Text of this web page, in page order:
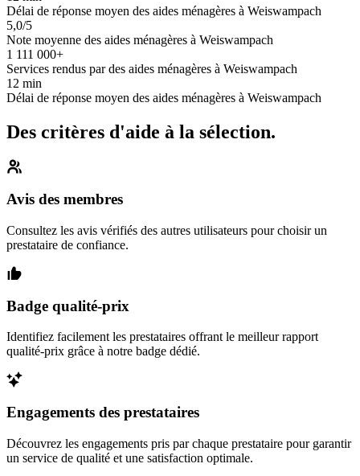
Délai de réponse moyen des aides ménagères à Weiswampach
5,0/5
Note moyenne des aides ménagères à Weiswampach
1 111 000+
Services rendus par des aides ménagères à Weiswampach
12 min
Délai de réponse moyen des aides ménagères à Weiswampach
Des critères d'aide à la sélection.
Avis des membres
Consultez les avis vérifiés des autres utilisateurs pour choisir un
prestataire de confiance.
Badge qualité-prix
Identifiez facilement les prestataires offrant le meilleur rapport
qualité-prix grâce à notre badge dédié.
Engagements des prestataires
Découvrez les engagements pris par chaque prestataire pour garantir
un service de qualité et une satisfaction optimale.